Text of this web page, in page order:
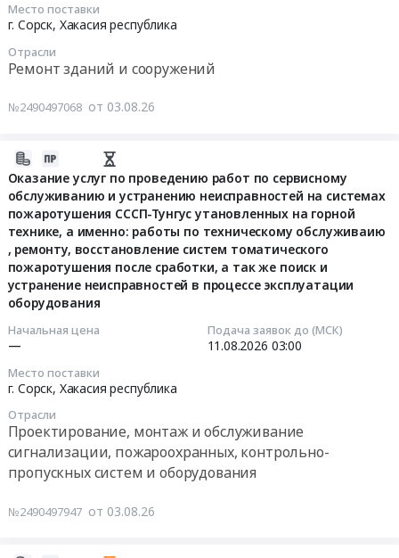
Место поставки
г. Сорск, Хакасия республика
Отрасли
Ремонт зданий и сооружений
№2490497068 от 03.08.26
Оказание услуг по проведению работ по сервисному
обслуживанию и устранению неисправностей на системах
пожаротушения СССП-Тунгус утановленных на горной
технике, а именно: работы по техническому обслуживаию
, ремонту, восстановление систем томатического
пожаротушения после сработки, а так же поиск и
устранение неисправностей в процессе эксплуатации
оборудования
Начальная цена
—
Подача заявок до (МСК)
11.08.2026 03:00
Место поставки
г. Сорск, Хакасия республика
Отрасли
Проектирование, монтаж и обслуживание
сигнализации, пожароохранных, контрольно-
пропускных систем и оборудования
№2490497947 от 03.08.26